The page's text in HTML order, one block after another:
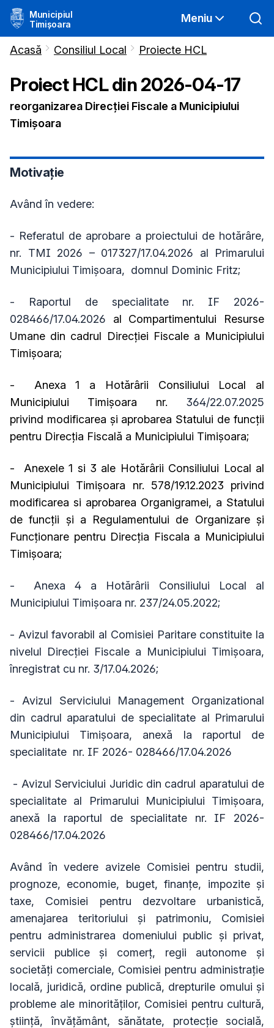
Municipiul
Timișoara
Meniu
Acasă Consiliul Local Proiecte HCL
Proiect HCL din2026-04-17
reorganizarea Direcţiei Fiscale a Municipiului
Timişoara
Motivație
Având în vedere:
- Referatul de aprobare a proiectului de hotărâre,
nr. TMI 2026 – 017327/17.04.2026 al Primarului
Municipiului Timișoara, domnul Dominic Fritz;
- Raportul de specialitate nr. IF 2026-
028466/17.04.2026 al Compartimentului Resurse
Umane din cadrul Direcţiei Fiscale a Municipiului
Timişoara;
-
Anexa 1 a Hotărârii Consiliului Local al
Municipiului Timișoara nr. 364/22.07.2025
privind modificarea şi aprobarea Statului de funcţii
pentru Direcţia Fiscală a Municipiului Timişoara;
- Anexele 1 si 3 ale Hotărârii Consiliului Local al
Municipiului Timișoara nr. 578/19.12.2023 privind
modificarea si aprobarea Organigramei, a Statului
de funcţii şi a Regulamentului de Organizare şi
Funcţionare pentru Direcţia Fiscala a Municipiului
Timişoara;
- Anexa 4 a Hotărârii Consiliului Local al
Municipiului Timișoara nr. 237/24.05.2022;
- Avizul favorabil al Comisiei Paritare constituite la
nivelul Direcţiei Fiscale a Municipiului Timişoara,
înregistrat cu nr. 3/17.04.2026;
- Avizul Serviciului Management Organizational
din cadrul aparatului de specialitate al Primarului
Municipiului Timișoara, anexă la raportul de
specialitate nr. IF 2026- 028466/17.04.2026
- Avizul Serviciului Juridic din cadrul aparatului de
specialitate al Primarului Municipiului Timişoara,
anexă la raportul de specialitate nr. IF 2026-
028466/17.04.2026
Având în vedere avizele Comisiei pentru studii,
prognoze, economie, buget, finanţe, impozite şi
taxe, Comisiei pentru dezvoltare urbanistică,
amenajarea teritoriului şi patrimoniu, Comisiei
pentru administrarea domeniului public şi privat,
servicii publice şi comerţ, regii autonome şi
societăţi comerciale, Comisiei pentru administraţie
locală, juridică, ordine publică, drepturile omului şi
probleme ale minorităţilor, Comisiei pentru cultură,
ştiinţă, învăţământ, sănătate, protecţie socială,